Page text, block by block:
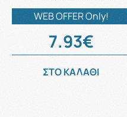
WEB OFFER Only!
7.93€
ΣΤΟ ΚΑΛΑΘΙ